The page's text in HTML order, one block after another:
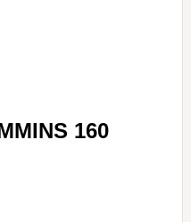
160